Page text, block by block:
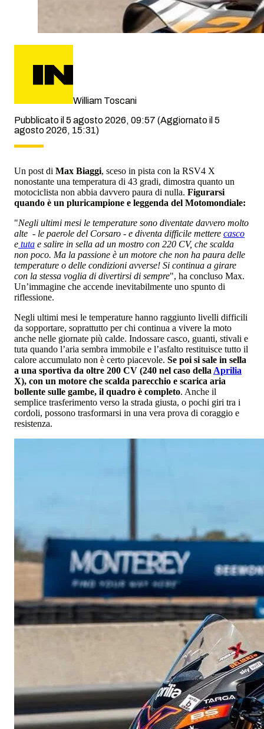
William Toscani
Pubblicato il 5 agosto 2026, 09:57 (Aggiornato il 5
agosto 2026, 15:31)
Un post di Max Biaggi, sceso in pista con la RSV4 X
nonostante una temperatura di 43 gradi, dimostra quanto un
motociclista non abbia davvero paura di nulla. Figurarsi
quando è un pluricampione e leggenda del Motomondiale:
"Negli ultimi mesi le temperature sono diventate davvero molto
alte - le paerole del Corsaro - e diventa difficile mettere casco
e tuta e salire in sella ad un mostro con 220 CV, che scalda
non poco. Ma la passione è un motore che non ha paura delle
temperature o delle condizioni avverse! Si continua a girare
con la stessa voglia di divertirsi di sempre", ha concluso Max.
Un’immagine che accende inevitabilmente uno spunto di
riflessione.
Negli ultimi mesi le temperature hanno raggiunto livelli difficili
da sopportare, soprattutto per chi continua a vivere la moto
anche nelle giornate più calde. Indossare casco, guanti, stivali e
tuta quando l’aria sembra immobile e l’asfalto restituisce tutto il
calore accumulato non è certo piacevole. Se poi si sale in sella
a una sportiva da oltre 200 CV (240 nel caso della Aprilia
X), con un motore che scalda parecchio e scarica aria
bollente sulle gambe, il quadro è completo. Anche il
semplice trasferimento verso la strada giusta, o pochi giri tra i
cordoli, possono trasformarsi in una vera prova di coraggio e
resistenza.